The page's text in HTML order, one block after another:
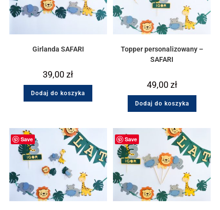
Girlanda SAFARI
39,00zł
Dodaj do koszyka
Topper personalizowany –
SAFARI
49,00zł
Dodaj do koszyka
Save Save